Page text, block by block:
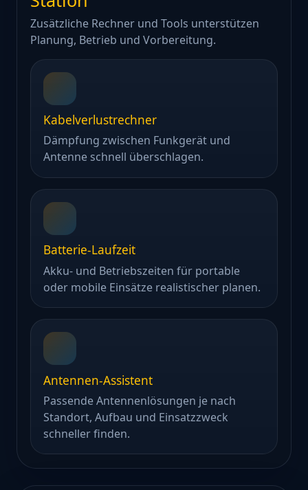
Zusätzliche Rechner und Tools unterstützen
Planung, Betrieb und Vorbereitung.
Kabelverlustrechner
Dämpfung zwischen Funkgerät und
Antenne schnell überschlagen.
Batterie-Laufzeit
Akku- und Betriebszeiten für portable
oder mobile Einsätze realistischer planen.
Antennen-Assistent
Passende Antennenlösungen je nach
Standort, Aufbau und Einsatzzweck
schneller finden.